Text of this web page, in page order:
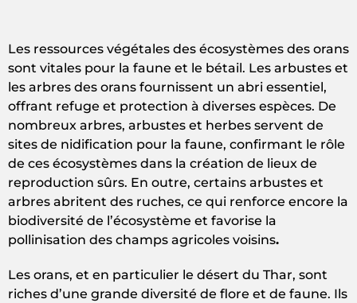
Les ressources végétales des écosystèmes des orans
sont vitales pour la faune et le bétail. Les arbustes et
les arbres des orans fournissent un abri essentiel,
offrant refuge et protection à diverses espèces. De
nombreux arbres, arbustes et herbes servent de
sites de nidification pour la faune, confirmant le rôle
de ces écosystèmes dans la création de lieux de
reproduction sûrs. En outre, certains arbustes et
arbres abritent des ruches, ce qui renforce encore la
biodiversité de l’écosystème et favorise la
pollinisation des champs agricoles voisins.
Les orans, et en particulier le désert du Thar, sont
riches d’une grande diversité de flore et de faune. Ils